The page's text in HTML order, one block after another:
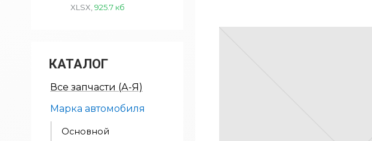
XLSX 925.7 кб
КАТАЛОГ
Все запчасти (А-Я)
Марка автомобиля
Основной